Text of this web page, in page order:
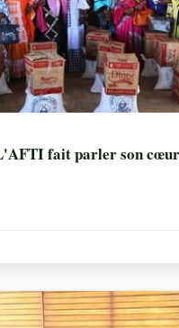
fait parler son cœur